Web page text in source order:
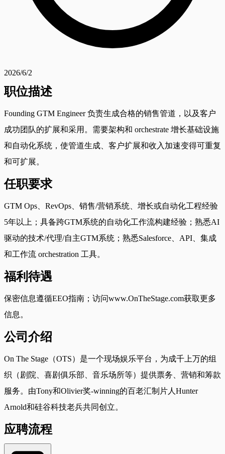
2026/6/2
职位描述
Founding GTM Engineer 负责生成合格的销售管道，以及客户
成功团队的扩展和采用。需要架构和 orchestrate 增长基础设施
和自动化系统，使管道生成、客户扩展和收入加速变得可重复
和可扩展。
任职要求
GTM Ops、RevOps、销售/营销系统、增长或自动化工程经验
5年以上；具备跨GTM系统的自动化工作流构建经验；熟悉AI
驱动的技术/代理/自主GTM系统；熟悉Salesforce、API、集成
和工作流 orchestration 工具。
福利待遇
保密信息遵循EEO指南；访问www.OnTheStage.com获取更多
信息。
公司介绍
On The Stage（OTS）是一个现场娱乐平台，为成千上万的组
织（剧院、喜剧俱乐部、音乐场所等）提供票务、营销和筹款
服务。由Tony和Olivier奖-winning的百老汇制片人Hunter
Arnold和硅谷科技老兵共同创立。
应聘流程